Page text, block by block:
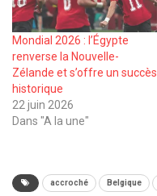
Mondial 2026 : l’Égypte
renverse la Nouvelle-
Zélande et s’offre un succès
historique
22 juin 2026
Dans "A la une"
accroché Belgique